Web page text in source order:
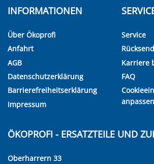
INFORMATIONEN
Über Ökoprofi
Anfahrt
AGB
Datenschutzerklärung
Barrierefreiheitserklärung
Impressum
Service
Karriere
FAQ
anpassen
ÖKOPROFI - ERSATZTEILE UND
Oberharrern 33